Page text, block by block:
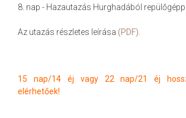
8. nap - Hazautazás Hurghadából
Az utazás részletes leírása (PDF)
15 nap/14 éj vagy 22 nap/21 éj
elérhetőek!